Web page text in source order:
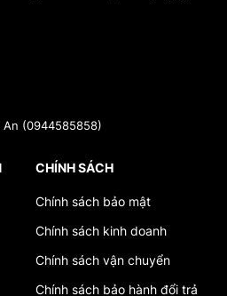
An (0944585858)
CHÍNH SÁCH
Chính sách bảo mật
Chính sách kinh doanh
Chính sách vận chuyển
Chính sách bảo hành đổi trả